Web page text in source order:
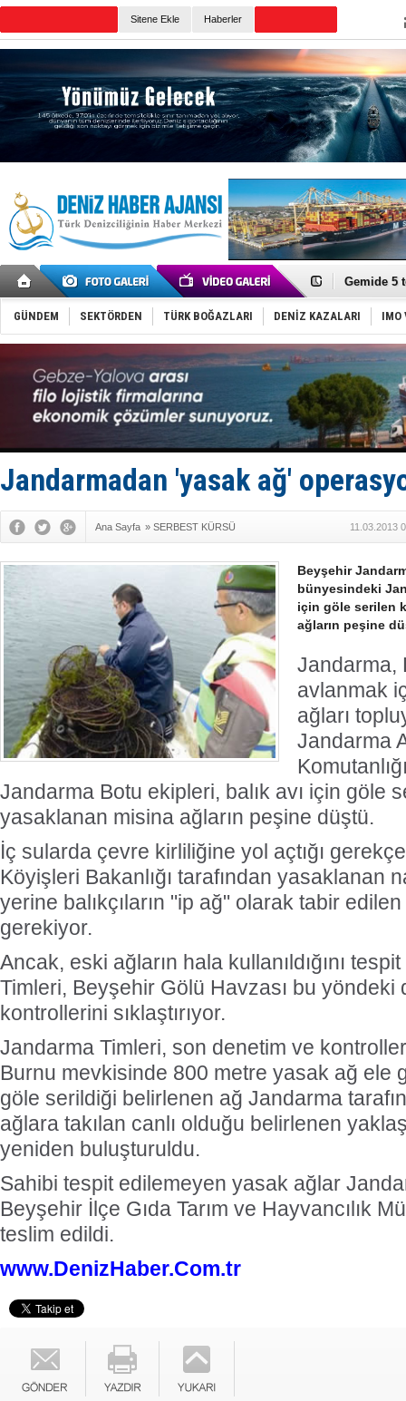
Sitene Ekle Haberler
Dron
Gemide 5
Yakıt
Rus
Tatil
Rusya,
Enejota
Denizcilik
‘14.
Taksi
SOCAR
GÜNDEM SEKTÖRDEN TÜRK BOĞAZLARI DENİZ KAZALARI IMO
Jandarmadan 'yasak ağ'
Ana Sayfa » SERBEST KÜRSÜ 11.03.2013
Beyşehir
bünyesindeki
için göle serilen
ağların peşine
Jandarma,
avlanmak
ağları
Jandarma
Jandarma Botu ekipleri, balık avı için göle
yasaklanan misina ağların peşine düştü.
İç sularda çevre kirliliğine yol açtığı
Köyişleri Bakanlığı tarafından yasaklanan
yerine balıkçıların "ip ağ" olarak tabir
gerekiyor.
Ancak, eski ağların hala kullanıldığını
Timleri, Beyşehir Gölü Havzası bu yöndeki
kontrollerini sıklaştırıyor.
Jandarma Timleri, son denetim ve
Burnu mevkisinde 800 metre yasak ağ ele
göle serildiği belirlenen ağ Jandarma
ağlara takılan canlı olduğu belirlenen
yeniden buluşturuldu.
Sahibi tespit edilemeyen yasak ağlar
Beyşehir İlçe Gıda Tarım ve Hayvancılık
teslim edildi.
www.DenizHaber.Com.tr